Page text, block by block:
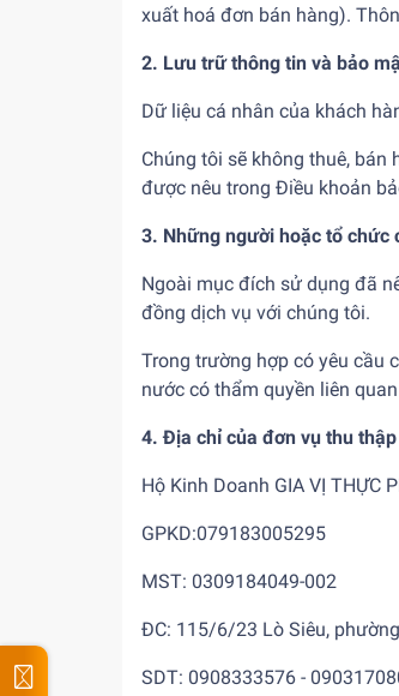
xuất hoá đơn bán hàng).
2. Lưu trữ thông tin và bảo
Dữ liệu cá nhân của khách
Chúng tôi sẽ không thuê,
được nêu trong Điều khoản
3. Những người hoặc tổ chức
Ngoài mục đích sử dụng đã
đồng dịch vụ với chúng tôi.
Trong trường hợp có yêu cầu
nước có thẩm quyền liên
4. Địa chỉ của đơn vụ thu
Hộ Kinh Doanh GIA VỊ THỰC
GPKD:079183005295
MST: 0309184049-002
ĐC: 115/6/23 Lò Siêu,
SDT: 0908333576 -